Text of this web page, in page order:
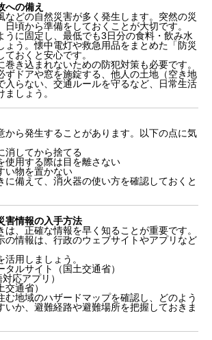
への備え
などの自然災害が多く発生します。突然の災
日頃から準備をしておくことが大切です。
うに固定し、最低でも3日分の食料・飲み水
ょう。懐中電灯や救急用品をまとめた「防災
ておくと安心です。
巻き込まれないための防犯対策も必要です。
ずドアや窓を施錠する、他人の土地（空き地
入らない、交通ルールを守るなど、日常生活
しょう。
から発生することがあります。以下の点に気
消してから捨てる
使用する際は目を離さない
い物を置かない
に備えて、消火器の使い方を確認しておくと
害情報の入手方法
は、正確な情報を早く知ることが重要です。
の情報は、行政のウェブサイトやアプリなど
用しましょう。
ルサイト（国土交通省）
応アプリ）
通省）
む地域のハザードマップを確認し、どのよう
いか、避難経路や避難場所を把握しておきま